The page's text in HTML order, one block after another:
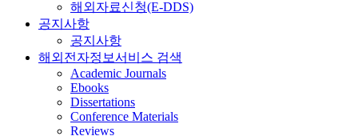
해외자료신청(E-DDS)
공지사항
공지사항
해외전자정보서비스 검색
Academic Journals
Ebooks
Dissertations
Conference Materials
Reviews